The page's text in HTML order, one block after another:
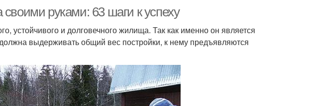
руками: 63 шаги к успеху
устойчивого и долговечного жилища. Так как именно он является
выдерживать общий вес постройки, к нему предъявляются